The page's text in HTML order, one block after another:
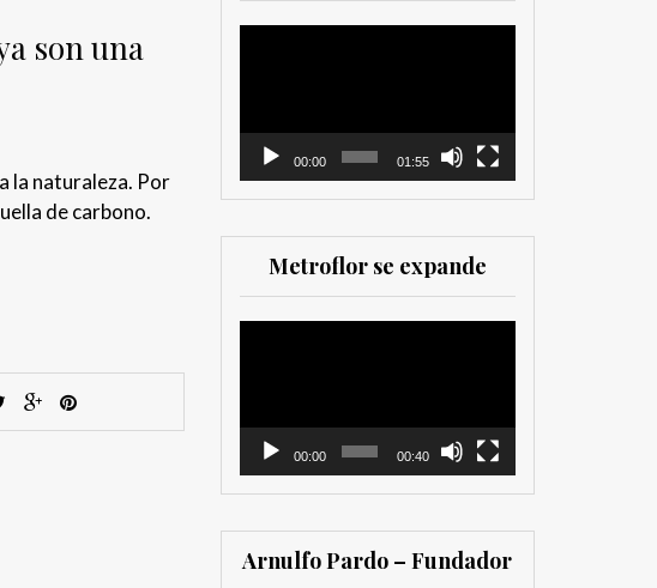
son una
la naturaleza. Por
de carbono.
00:00 01:55
Metroflor se expande
00:00 00:40
Arnulfo Pardo – Fundador